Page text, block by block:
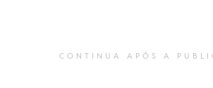
CONTINUA APÓS A